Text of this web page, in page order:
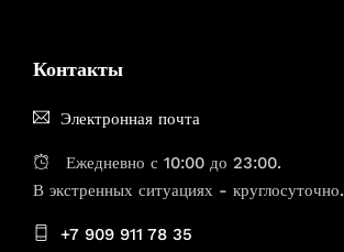
Контакты
Электронная почта
Ежедневно с 10:00 до 23:00.
В экстренных ситуациях - круглосуточно.
+7 909 911 78 35